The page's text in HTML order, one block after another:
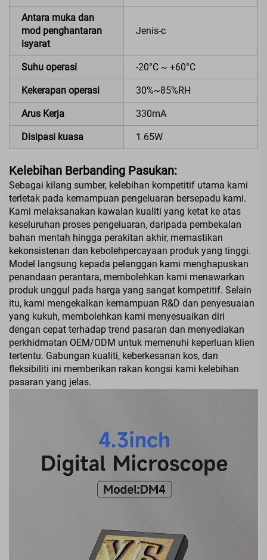
Antara muka dan
mod penghantaran
isyarat
Jenis-c
Suhu operasi -20°C ~ +60°C
Kekerapan operasi 30%~85%RH
Arus Kerja 330mA
Disipasi kuasa 1.65W
Kelebihan Berbanding Pasukan:
Sebagai kilang sumber, kelebihan kompetitif utama kami
terletak pada kemampuan pengeluaran bersepadu kami.
Kami melaksanakan kawalan kualiti yang ketat ke atas
keseluruhan proses pengeluaran, daripada pembekalan
bahan mentah hingga perakitan akhir, memastikan
kekonsistenan dan kebolehpercayaan produk yang tinggi.
Model langsung kepada pelanggan kami menghapuskan
penandaan perantara, membolehkan kami menawarkan
produk unggul pada harga yang sangat kompetitif. Selain
itu, kami mengekalkan kemampuan R&D dan penyesuaian
yang kukuh, membolehkan kami menyesuaikan diri
dengan cepat terhadap trend pasaran dan menyediakan
perkhidmatan OEM/ODM untuk memenuhi keperluan klien
tertentu. Gabungan kualiti, keberkesanan kos, dan
fleksibiliti ini memberikan rakan kongsi kami kelebihan
pasaran yang jelas.